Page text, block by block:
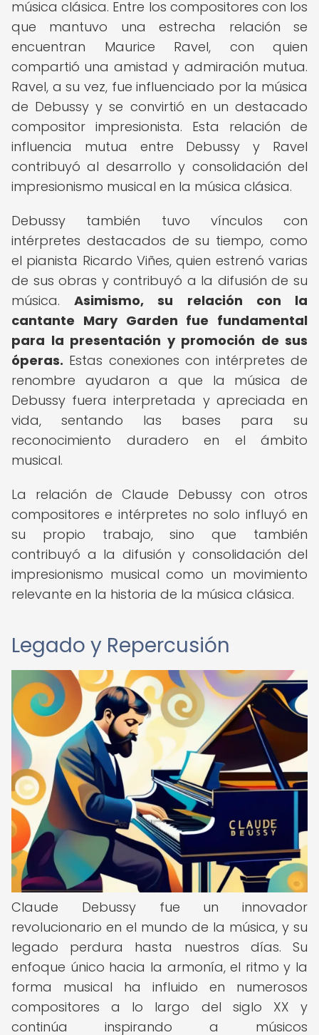
música clásica. Entre los compositores con los
que mantuvo una estrecha relación se
encuentran Maurice Ravel, con quien
compartió una amistad y admiración mutua.
Ravel, a su vez, fue influenciado por la música
de Debussy y se convirtió en un destacado
compositor impresionista. Esta relación de
influencia mutua entre Debussy y Ravel
contribuyó al desarrollo y consolidación del
impresionismo musical en la música clásica.
Debussy también tuvo vínculos con
intérpretes destacados de su tiempo, como
el pianista Ricardo Viñes, quien estrenó varias
de sus obras y contribuyó a la difusión de su
música.Asimismo, su relación con la
cantante Mary Garden fue fundamental
para la presentación y promoción de sus
óperas. Estas conexiones con intérpretes de
renombre ayudaron a que la música de
Debussy fuera interpretada y apreciada en
vida, sentando las bases para su
reconocimiento duradero en el ámbito
musical.
La relación de Claude Debussy con otros
compositores e intérpretes no solo influyó en
su propio trabajo, sino que también
contribuyó a la difusión y consolidación del
impresionismo musical como un movimiento
relevante en la historia de la música clásica.
Legado y Repercusión
Claude Debussy fue un innovador
revolucionario en el mundo de la música, y su
legado perdura hasta nuestros días. Su
enfoque único hacia la armonía, el ritmo y la
forma musical ha influido en numerosos
compositores a lo largo del siglo XX y
continúa inspirando a músicos